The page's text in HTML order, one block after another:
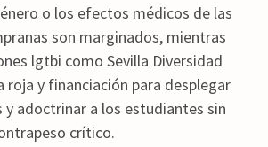
o los efectos médicos de las
son marginados, mientras
lgtbi como Sevilla Diversidad
roja y financiación para desplegar
y adoctrinar a los estudiantes sin
crítico.